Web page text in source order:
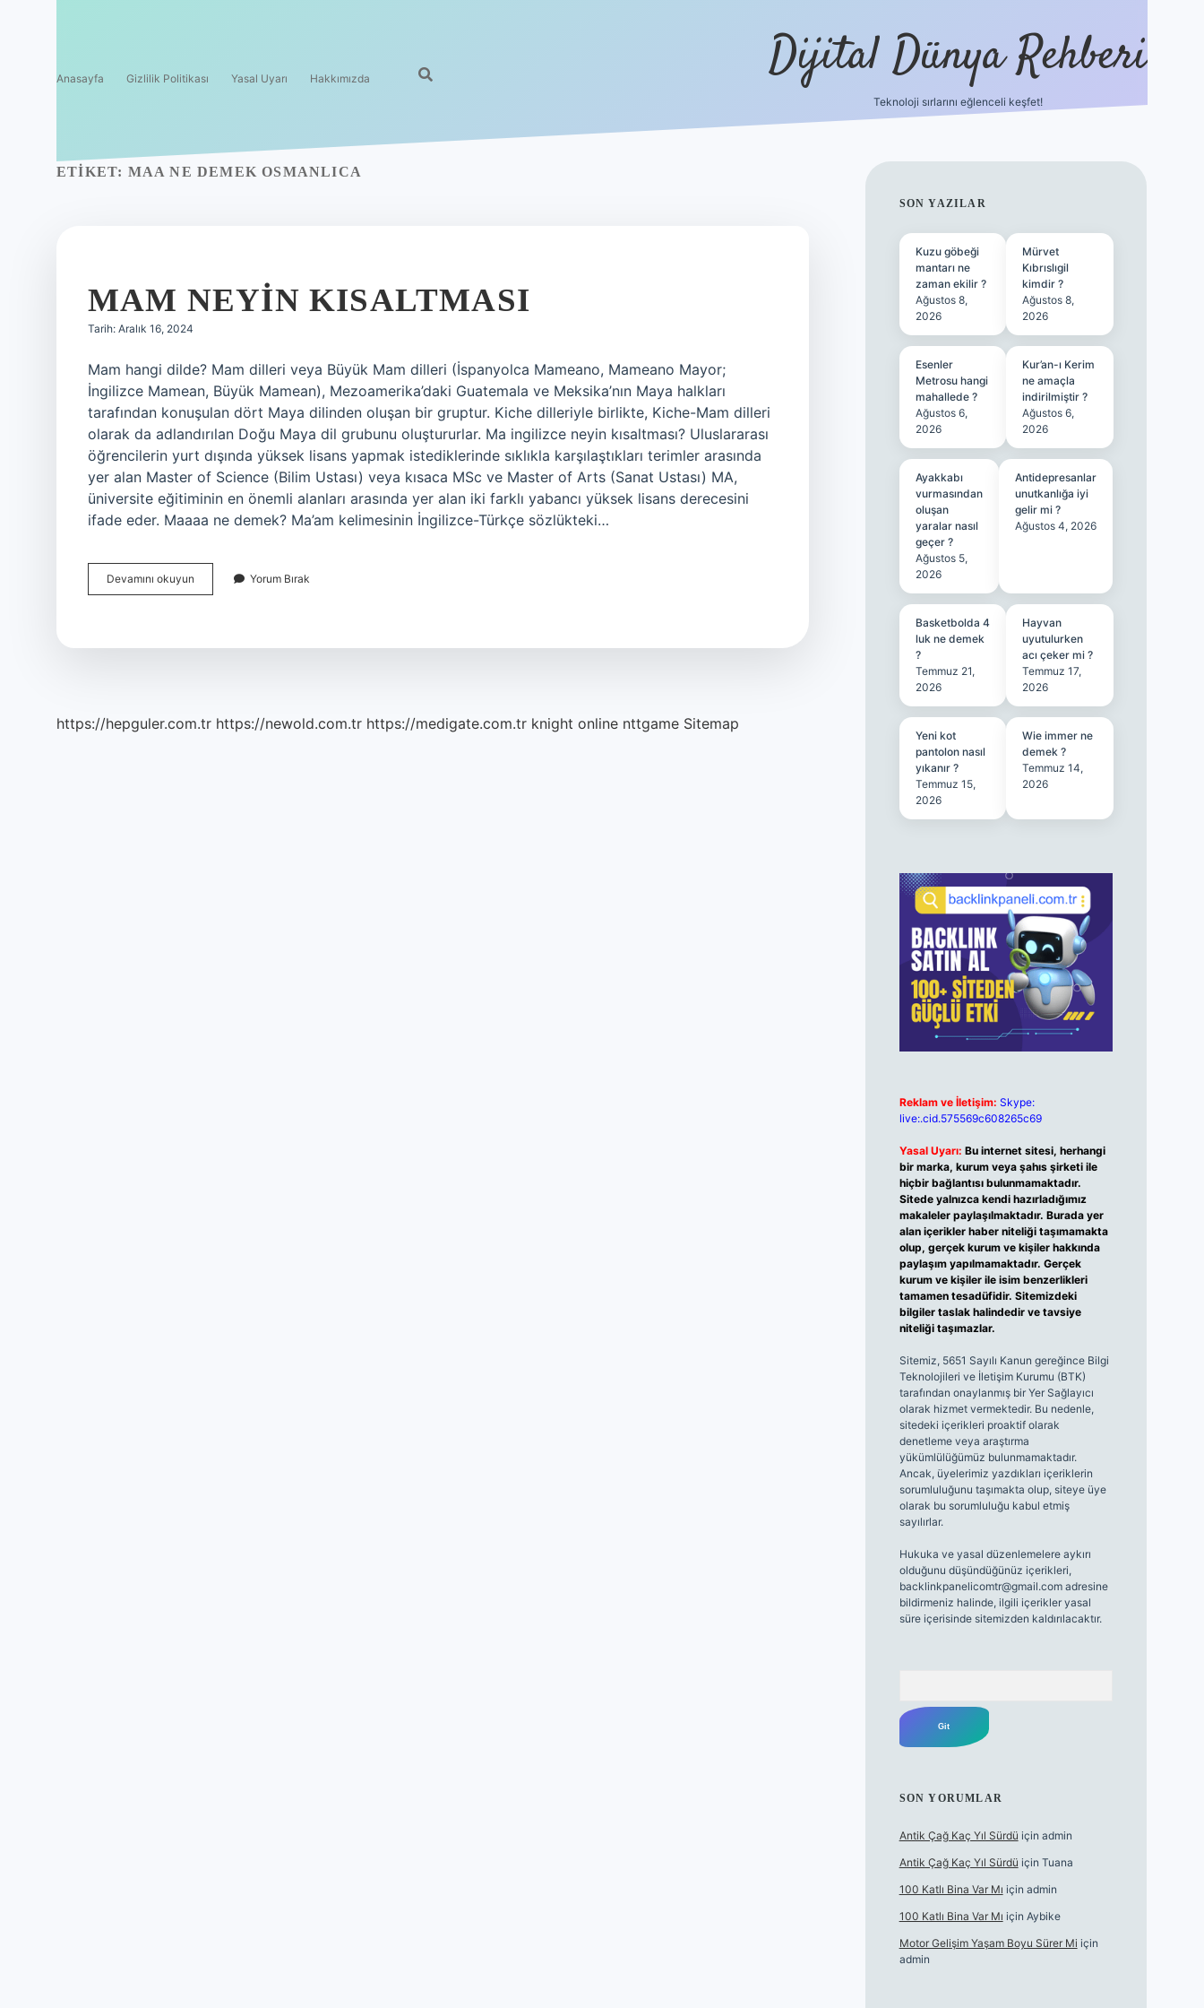
Anasayfa Gizlilik Politikası Yasal Uyarı Hakkımızda Dijital Dünya Rehberi
Teknoloji sırlarını eğlenceli keşfet!
ETIKET: MAA NE DEMEK OSMANLICA
MAM NEYIN KISALTMASI
Tarih: Aralık 16, 2024
Mam hangi dilde? Mam dilleri veya Büyük Mam dilleri (İspanyolca Mameano, Mameano Mayor;
İngilizce Mamean, Büyük Mamean), Mezoamerika’daki Guatemala ve Meksika’nın Maya halkları
tarafından konuşulan dört Maya dilinden oluşan bir gruptur. Kiche dilleriyle birlikte, Kiche-Mam dilleri
olarak da adlandırılan Doğu Maya dil grubunu oluştururlar. Ma ingilizce neyin kısaltması? Uluslararası
öğrencilerin yurt dışında yüksek lisans yapmak istediklerinde sıklıkla karşılaştıkları terimler arasında
yer alan Master of Science (Bilim Ustası) veya kısaca MSc ve Master of Arts (Sanat Ustası) MA,
üniversite eğitiminin en önemli alanları arasında yer alan iki farklı yabancı yüksek lisans derecesini
ifade eder. Maaaa ne demek? Ma’am kelimesinin İngilizce-Türkçe sözlükteki…
Devamını okuyun
Neyin
Yorum Bırak
https://hepguler.com.tr https://newold.com.tr https://medigate.com.tr knight online nttgame Sitemap
SIDEBAR
SON YAZILAR
Kuzu göbeği
mantarı ne
zaman ekilir ?
Ağustos 8,
2026
Mürvet
Kıbrıslıgil
kimdir ?
Ağustos 8,
2026
Esenler
Metrosu hangi
mahallede ?
Ağustos 6,
2026
Kur’an-ı Kerim
ne amaçla
indirilmiştir ?
Ağustos 6,
2026
Ayakkabı
vurmasından
oluşan
yaralar nasıl
geçer ?
Ağustos 5,
2026
Antidepresanlar
unutkanlığa iyi
gelir mi ?
Ağustos 4, 2026
Basketbolda 4
luk ne demek
?
Temmuz 21,
2026
Hayvan
uyutulurken
acı çeker mi ?
Temmuz 17,
2026
Yeni kot
pantolon nasıl
yıkanır ?
Temmuz 15,
2026
Wie immer ne
demek ?
Temmuz 14,
2026
Reklam ve İletişim: Skype:
live:.cid.575569c608265c69
Yasal Uyarı: Bu internet sitesi, herhangi
bir marka, kurum veya şahıs şirketi ile
hiçbir bağlantısı bulunmamaktadır.
Sitede yalnızca kendi hazırladığımız
makaleler paylaşılmaktadır. Burada yer
alan içerikler haber niteliği taşımamakta
olup, gerçek kurum ve kişiler hakkında
paylaşım yapılmamaktadır. Gerçek
kurum ve kişiler ile isim benzerlikleri
tamamen tesadüfidir. Sitemizdeki
bilgiler taslak halindedir ve tavsiye
niteliği taşımazlar.
Sitemiz, 5651 Sayılı Kanun gereğince Bilgi
Teknolojileri ve İletişim Kurumu (BTK)
tarafından onaylanmış bir Yer Sağlayıcı
olarak hizmet vermektedir. Bu nedenle,
sitedeki içerikleri proaktif olarak
denetleme veya araştırma
yükümlülüğümüz bulunmamaktadır.
Ancak, üyelerimiz yazdıkları içeriklerin
sorumluluğunu taşımakta olup, siteye üye
olarak bu sorumluluğu kabul etmiş
sayılırlar.
Hukuka ve yasal düzenlemelere aykırı
olduğunu düşündüğünüz içerikleri,
backlinkpanelicomtr@gmail.comadresine
bildirmeniz halinde, ilgili içerikler yasal
süre içerisinde sitemizden kaldırılacaktır.
SON YORUMLAR
Antik Çağ Kaç Yıl Sürdü için admin
Antik Çağ Kaç Yıl Sürdü için Tuana
100 Katlı Bina Var Mı için admin
100 Katlı Bina Var Mı için Aybike
Motor Gelişim Yaşam Boyu Sürer Mi için
admin
tulipbet güncel